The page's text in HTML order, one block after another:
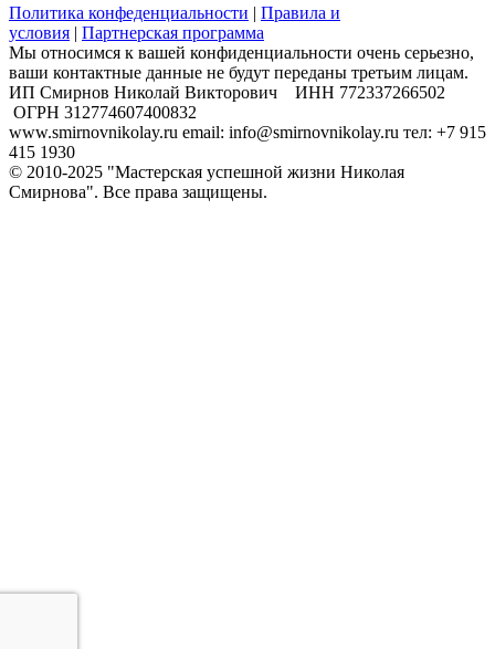
Политика конфеденциальности | Правила и
условия | Партнерская программа
Мы относимся к вашей конфиденциальности очень серьезно,
ваши контактные данные не будут переданы третьим лицам.
​ИП Смирнов Николай Викторович ИНН 772337266502
ОГРН 312774607400832
www.smirnovnikolay.ru email: info@smirnovnikolay.ru тел: +7 915
415 1930
© 2010-2025 "Мастерская успешной жизни Николая
Смирнова". Все права защищены.